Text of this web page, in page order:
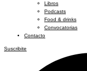
Libros
Podcasts
Food & drinks
Convocatorias
Contacto
Suscribite